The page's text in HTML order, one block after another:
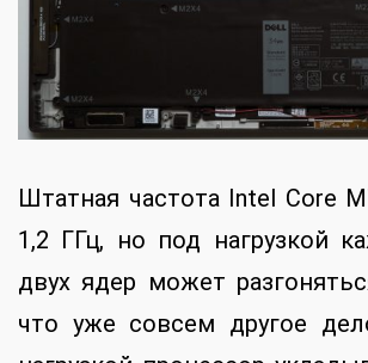
Штатная частота Intel Core
1,2 ГГц, но под нагрузкой
двух ядер может
что уже совсем другое